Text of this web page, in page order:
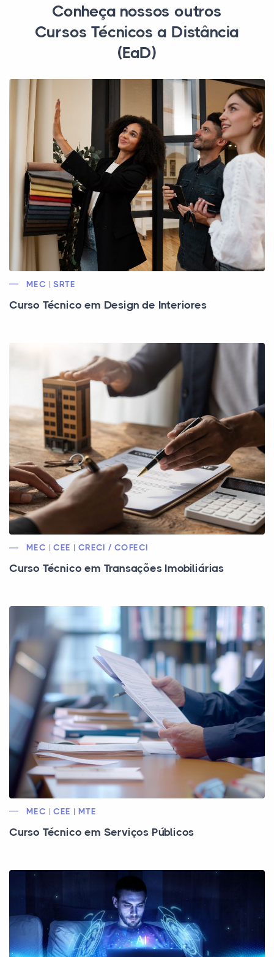
Conheça nossos outros
Cursos Técnicos a Distância
(EaD)
MEC | SRTE
Curso Técnico em Design de Interiores
MEC | CEE | CRECI / COFECI
Curso Técnico em Transações Imobiliárias
MEC | CEE | MTE
Curso Técnico em Serviços Públicos